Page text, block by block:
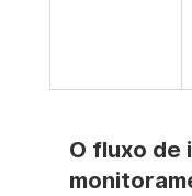
O fluxo de